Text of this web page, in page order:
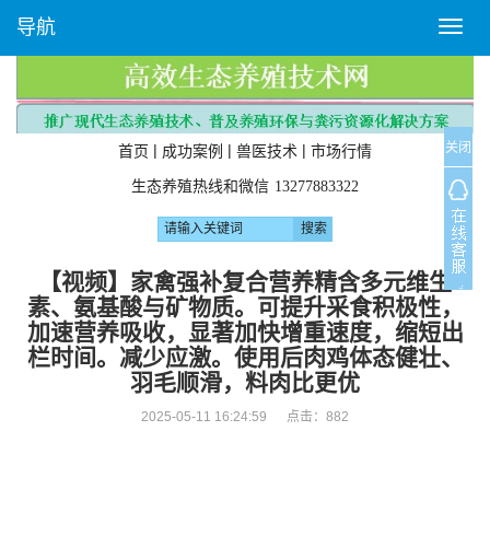
T
o
g
l
e
n
a
v
i
g
a
t
i
导航
首页 | 成功案例 | 兽医技术 | 市场行情
生态养殖热线和微信 13277883322
【视频】家禽强补复合营养精含多元维生
素、氨基酸与矿物质。可提升采食积极性，
加速营养吸收，显著加快增重速度，缩短出
栏时间。减少应激。使用后肉鸡体态健壮、
羽毛顺滑，料肉比更优
2025-05-11 16:24:59 点击： 882
关闭